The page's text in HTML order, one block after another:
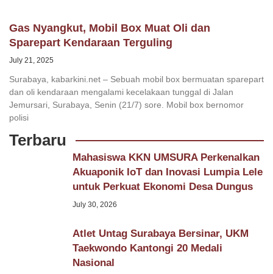
Gas Nyangkut, Mobil Box Muat Oli dan
Sparepart Kendaraan Terguling
July 21, 2025
Surabaya, kabarkini.net – Sebuah mobil box bermuatan sparepart
dan oli kendaraan mengalami kecelakaan tunggal di Jalan
Jemursari, Surabaya, Senin (21/7) sore. Mobil box bernomor
polisi
Terbaru
Mahasiswa KKN UMSURA Perkenalkan
Akuaponik IoT dan Inovasi Lumpia Lele
untuk Perkuat Ekonomi Desa Dungus
July 30, 2026
Atlet Untag Surabaya Bersinar, UKM
Taekwondo Kantongi 20 Medali
Nasional